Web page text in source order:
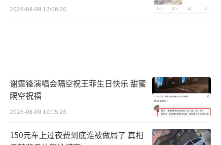
2026-08-09 12:06:20
谢霆锋演唱会隔空祝王菲生日快乐 甜蜜
隔空祝福
2026-08-09 10:15:26
150元车上过夜费到底谁被做局了 真相